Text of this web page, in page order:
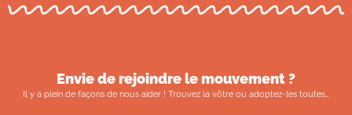
Envie de rejoindre le mouvement ?
Il y a plein de façons de nous aider ! Trouvez la vôtre ou adoptez-les toutes…